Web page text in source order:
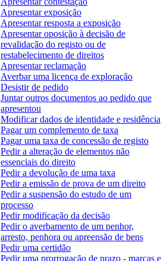
Apresentar exposição
Apresentar resposta a exposição
Apresentar oposição à decisão de
revalidação do registo ou de
restabelecimento de direitos
Apresentar reclamação
Averbar uma licença de exploração
Desistir de pedido
Juntar outros documentos ao pedido que
apresentou
Modificar dados de identidade e residência
Pagar um complemento de taxa
Pagar uma taxa de concessão de registo
Pedir a alteração de elementos não
essenciais do direito
Pedir a devolução de uma taxa
Pedir a emissão de prova de um direito
Pedir a suspensão do estudo de um
processo
Pedir modificação da decisão
Pedir o averbamento de um penhor,
arresto, penhora ou apreensão de bens
Pedir uma certidão
Pedir uma prorrogação de prazo - marcas e